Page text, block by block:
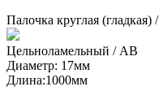
Палочка круглая (гладкая)
Цельноламельный / AB
Диаметр: 17мм
Длина:1000мм